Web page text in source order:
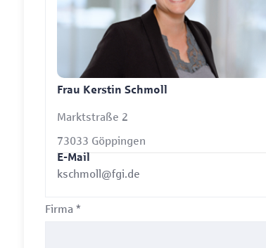
Frau Kerstin Schmoll
Marktstraße 2
73033 Göppingen
E-Mail
kschmoll@fgi.de
Firma*